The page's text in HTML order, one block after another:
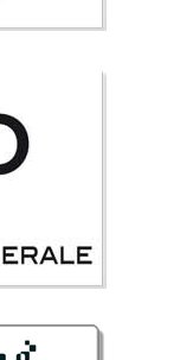
emana eleganta si
inovarea si
iar frumusetea